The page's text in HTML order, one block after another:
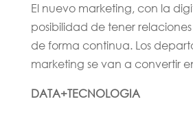
El nuevo marketing, con la
posibilidad de tener
de forma continua. Los
marketing se van a convertir
DATA+TECNOLOGIA